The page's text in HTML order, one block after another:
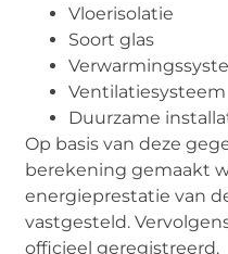
Vloerisolatie
Soort glas
Ventilatiesysteem
Duurzame
Op basis van deze
berekening gemaakt
energieprestatie van
vastgesteld.
officieel geregistreerd.